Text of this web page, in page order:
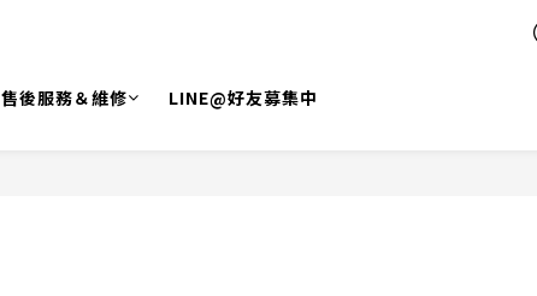
售後服務＆維修 LINE@好友募集中